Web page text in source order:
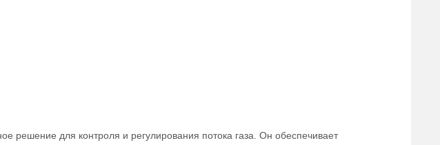
решение для контроля и регулирования потока газа. Он обеспечивает